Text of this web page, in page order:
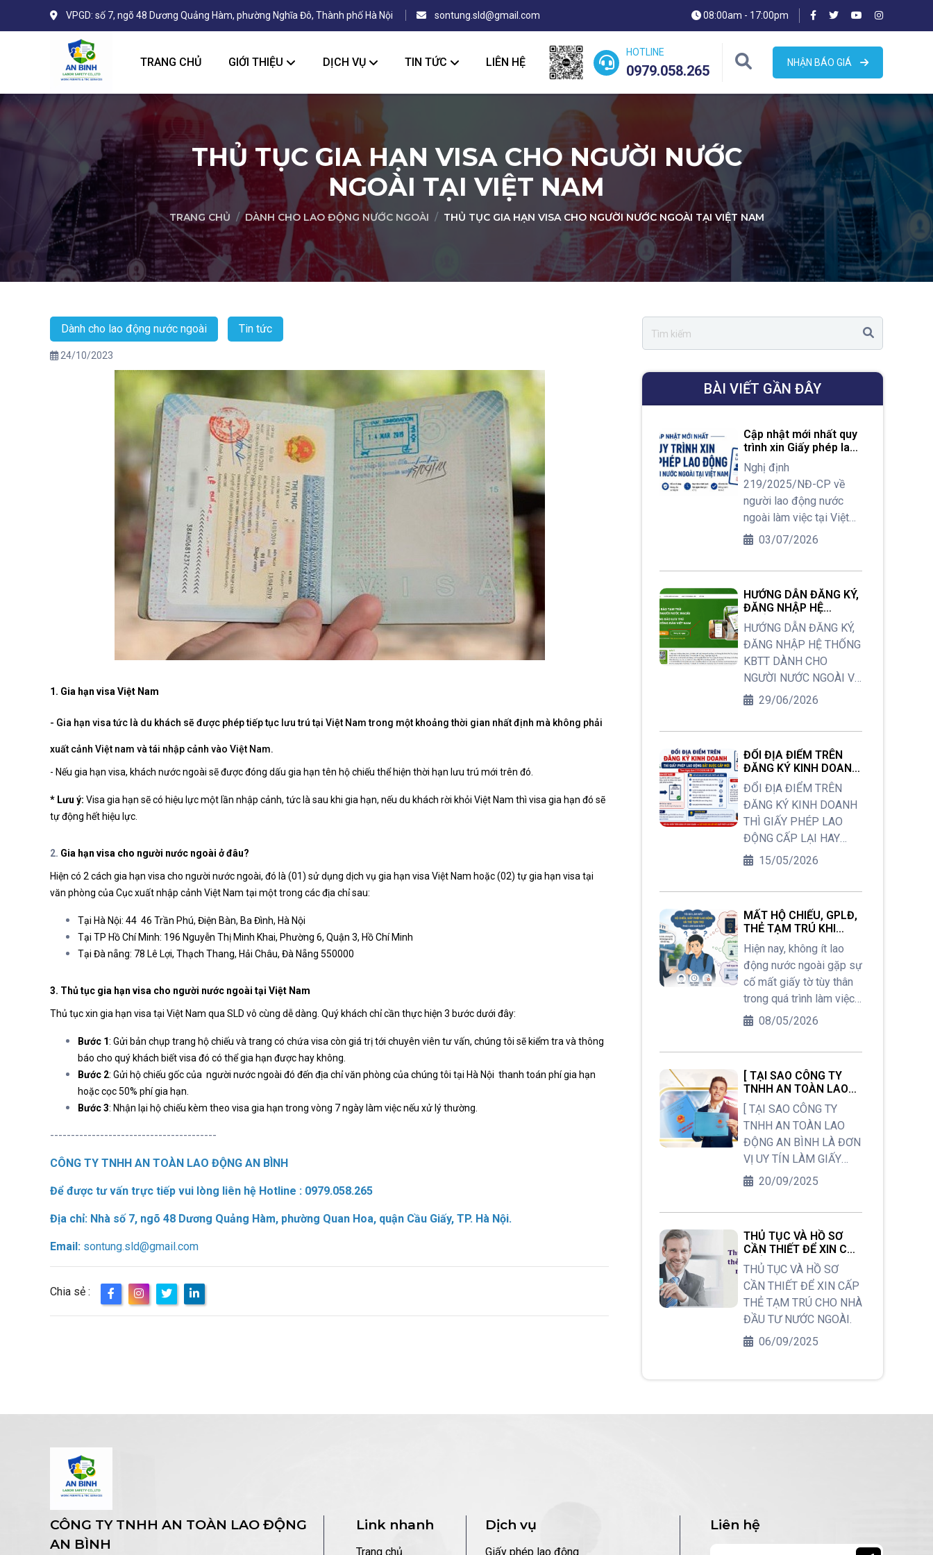
VPGD: số 7, ngõ 48 Dương Quảng Hàm, phường Nghĩa Đô, Thành phố Hà Nội sontung.sld@gmail.com 08:00am - 17:00pm
TRANG CHỦ GIỚI THIỆU DỊCH VỤ TIN TỨC LIÊN HỆ
HOTLINE
0979.058.265
NHẬN BÁO GIÁ
THỦ TỤC GIA HẠN VISA CHO NGƯỜI NƯỚC
NGOÀI TẠI VIỆT NAM
TRANG CHỦ DÀNH CHO LAO ĐỘNG NƯỚC NGOÀI THỦ TỤC GIA HẠN VISA CHO NGƯỜI NƯỚC NGOÀI TẠI VIỆT NAM
Dành cho lao động nước ngoài Tin tức
24/10/2023
1. Gia hạn visa Việt Nam
- Gia hạn visa tức là du khách sẽ được phép tiếp tục lưu trú tại Việt Nam trong một khoảng thời gian nhất định mà không phải
xuất cảnh Việt nam và tái nhập cảnh vào Việt Nam.
- Nếu gia hạn visa, khách nước ngoài sẽ được đóng dấu gia hạn tên hộ chiếu thể hiện thời hạn lưu trú mới trên đó.
* Lưu ý: Visa gia hạn sẽ có hiệu lực một lần nhập cảnh, tức là sau khi gia hạn, nếu du khách rời khỏi Việt Nam thì visa gia hạn đó sẽ
tự động hết hiệu lực.
2. Gia hạn visa cho người nước ngoài ở đâu?
Hiện có 2 cách gia hạn visa cho người nước ngoài, đó là (01) sử dụng dịch vụ gia hạn visa Việt Nam hoặc (02) tự gia hạn visa tại
văn phòng của Cục xuất nhập cảnh Việt Nam tại một trong các địa chỉ sau:
Tại Hà Nội: 44 46 Trần Phú, Điện Bàn, Ba Đình, Hà Nội
Tại TP Hồ Chí Minh: 196 Nguyễn Thị Minh Khai, Phường 6, Quận 3, Hồ Chí Minh
Tại Đà nẵng: 78 Lê Lợi, Thạch Thang, Hải Châu, Đà Nẵng 550000
3. Thủ tục gia hạn visa cho người nước ngoài tại Việt Nam
Thủ tục xin gia hạn visa tại Việt Nam qua SLD vô cùng dễ dàng. Quý khách chỉ cần thực hiện 3 bước dưới đây:
Bước 1: Gửi bản chụp trang hộ chiếu và trang có chứa visa còn giá trị tới chuyên viên tư vấn, chúng tôi sẽ kiểm tra và thông
báo cho quý khách biết visa đó có thể gia hạn được hay không.
Bước 2: Gửi hộ chiếu gốc của người nước ngoài đó đến địa chỉ văn phòng của chúng tôi tại Hà Nội thanh toán phí gia hạn
hoặc cọc 50% phí gia hạn.
Bước 3: Nhận lại hộ chiếu kèm theo visa gia hạn trong vòng 7 ngày làm việc nếu xử lý thường.
----------------------------------------
CÔNG TY TNHH AN TOÀN LAO ĐỘNG AN BÌNH
Để được tư vấn trực tiếp vui lòng liên hệ Hotline : 0979.058.265
Địa chỉ: Nhà số 7, ngõ 48 Dương Quảng Hàm, phường Quan Hoa, quận Cầu Giấy, TP. Hà Nội.
Email: sontung.sld@gmail.com
Chia sẻ :
BÀI VIẾT GẦN ĐÂY
Cập nhật mới nhất quy
trình xin Giấy phép lao
động cho người nước
ngoài tại Việt Nam
Nghị định
219/2025/NĐ-CP về
người lao động nước
ngoài làm việc tại Việt
Nam được ban hành từ
nhiều thay đổi đáng chú
thủ tục xin cấp Giấy
phép lao động cho
người nước ngoài tại
Việt Nam. Vậy hiện nay,
để hoàn thiện một bộ hồ
sơ và được cấp Giấy
phép lao động hợp lệ
bước nào, thời gian xử lý
bao lâu? Trong bài viết
này, chúng ta sẽ cùng
tìm hiểu và làm rõ các
quy định mới
03/07/2026
HƯỚNG DẪN ĐĂNG KÝ,
ĐĂNG NHẬP HỆ
THỐNG KBTT DÀNH
CHO NGƯỜI NƯỚC
NGOÀI VÀ THÔNG BÁO
LƯU TRÚ CHO CÔNG
DÂN VIỆT NAM
HƯỚNG DẪN ĐĂNG KÝ,
ĐĂNG NHẬP HỆ THỐNG
KBTT DÀNH CHO
NGƯỜI NƯỚC NGOÀI VÀ
THÔNG BÁO LƯU TRÚ
NAM
29/06/2026
ĐỔI ĐỊA ĐIỂM TRÊN
ĐĂNG KÝ KINH DOANH
THÌ GIẤY PHÉP LAO
ĐỘNG CẤP LẠI HAY
CẤP MỚI?
ĐỔI ĐỊA ĐIỂM TRÊN
ĐĂNG KÝ KINH DOANH
THÌ GIẤY PHÉP LAO
ĐỘNG CẤP LẠI HAY
CẤP MỚI?
15/05/2026
MẤT HỘ CHIẾU, GPLĐ,
THẺ TẠM TRÚ KHI
ĐANG CÒN HẠN:
NGƯỜI LAO ĐỘNG
NƯỚC NGOÀI TẠI VIỆT
NAM PHẢI LÀM GÌ ?
Hiện nay, không ít lao
động nước ngoài gặp sự
cố mất giấy tờ tùy thân
trong quá trình làm việc
tại Việt Nam. Nhiều
thể tiếp tục cư trú tới khi
“Phải làm lại từ đầu như
thế nào?”. Việc tiếp tục
cư trú mà không có giấy
tờ gốc là vi phạm pháp
luật. Bài viết dưới đây sẽ
hướng dẫn lộ trình xử lý
kịp thời để bảo vệ quyền
08/05/2026
[ TẠI SAO CÔNG TY
TNHH AN TOÀN LAO
ĐỘNG AN BÌNH LÀ ĐƠN
VỊ UY TÍN LÀM GIẤY
PHÉP LAO ĐỘNG ]
[ TẠI SAO CÔNG TY
TNHH AN TOÀN LAO
ĐỘNG AN BÌNH LÀ ĐƠN
VỊ UY TÍN LÀM GIẤY
PHÉP LAO ĐỘNG ]
20/09/2025
THỦ TỤC VÀ HỒ SƠ
CẦN THIẾT ĐỂ XIN CẤP
THẺ TẠM TRÚ CHO
NHÀ ĐẦU TƯ NƯỚC
NGOÀI.
THỦ TỤC VÀ HỒ SƠ
CẦN THIẾT ĐỂ XIN CẤP
THẺ TẠM TRÚ CHO NHÀ
ĐẦU TƯ NƯỚC NGOÀI.
06/09/2025
CÔNG TY TNHH AN TOÀN LAO ĐỘNG
AN BÌNH
Link nhanh
Trang chủ
Dịch vụ
Giấy phép lao động
Liên hệ